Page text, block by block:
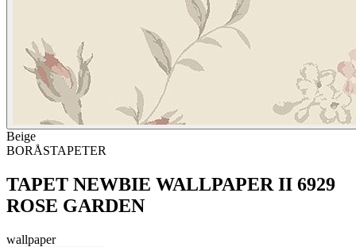
Beige
BORÅSTAPETER
TAPET NEWBIE WALLPAPER II 6929
ROSE GARDEN
wallpaper